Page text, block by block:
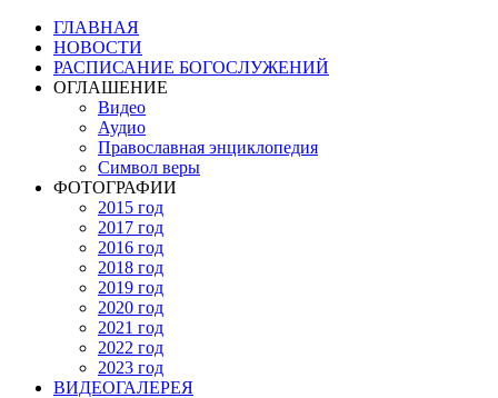
ГЛАВНАЯ
НОВОСТИ
РАСПИСАНИЕ БОГОСЛУЖЕНИЙ
ОГЛАШЕНИЕ
Видео
Аудио
Православная энциклопедия
Символ веры
ФОТОГРАФИИ
2015 год
2017 год
2016 год
2018 год
2019 год
2020 год
2021 год
2022 год
2023 год
ВИДЕОГАЛЕРЕЯ